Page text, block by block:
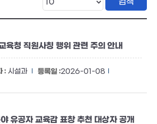
육청 직원사칭 행위 관련 주의 안내
시설과
2026-01-08
유공자 교육감 표창 추천 대상자 공개